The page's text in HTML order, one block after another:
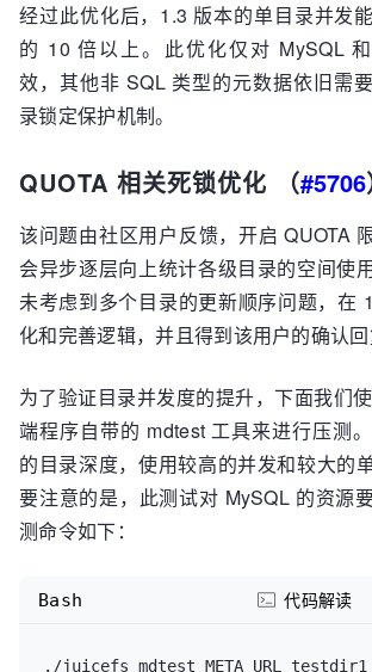
经过此优化后，1.3 版本的单目录并发
的 10 倍以上。此优化仅对 MySQL
效，其他非 SQL 类型的元数据依旧需
录锁定保护机制。
QUOTA 相关死锁优化 （#5706
该问题由社区用户反馈，开启 QUOTA
会异步逐层向上统计各级目录的空间使
未考虑到多个目录的更新顺序问题，在
化和完善逻辑，并且得到该用户的确认回
为了验证目录并发度的提升，下面我们
端程序自带的 mdtest 工具来进行压测
的目录深度，使用较高的并发和较大的
要注意的是，此测试对 MySQL 的资源
测命令如下：
./juicefs mdtest META_URL
Bash 代码解读